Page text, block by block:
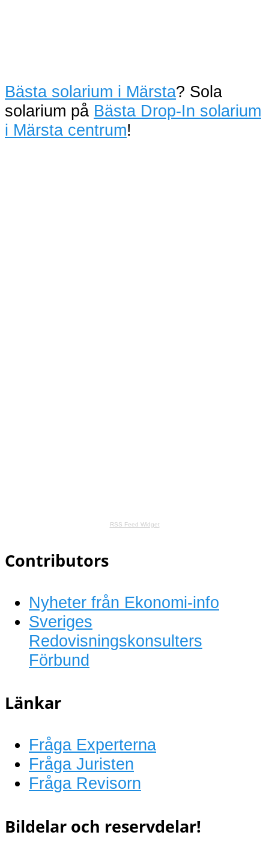
Bästa solarium i Märsta? Sola
solarium på Bästa Drop-In solarium
i Märsta centrum!
RSS Feed Widget
Contributors
Nyheter från Ekonomi-info
Sveriges
Redovisningskonsulters
Förbund
Länkar
Fråga Experterna
Fråga Juristen
Fråga Revisorn
Bildelar och reservdelar!